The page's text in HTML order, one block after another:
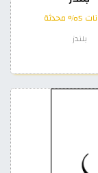
محدثة
بلندز